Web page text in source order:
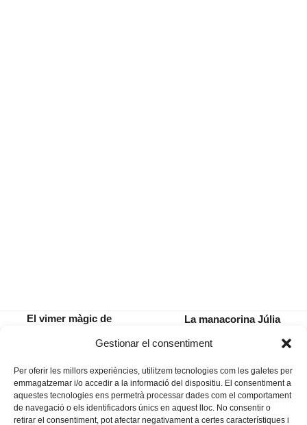
Gestionar el consentiment
Per oferir les millors experiències, utilitzem tecnologies com les galetes per
emmagatzemar i/o accedir a la informació del dispositiu. El consentiment a
aquestes tecnologies ens permetrà processar dades com el comportament
de navegació o els identificadors únics en aquest lloc. No consentir o
retirar el consentiment, pot afectar negativament a certes característiques i
El vimer màgic de
next
La manacorina Júlia
concurs Sona9